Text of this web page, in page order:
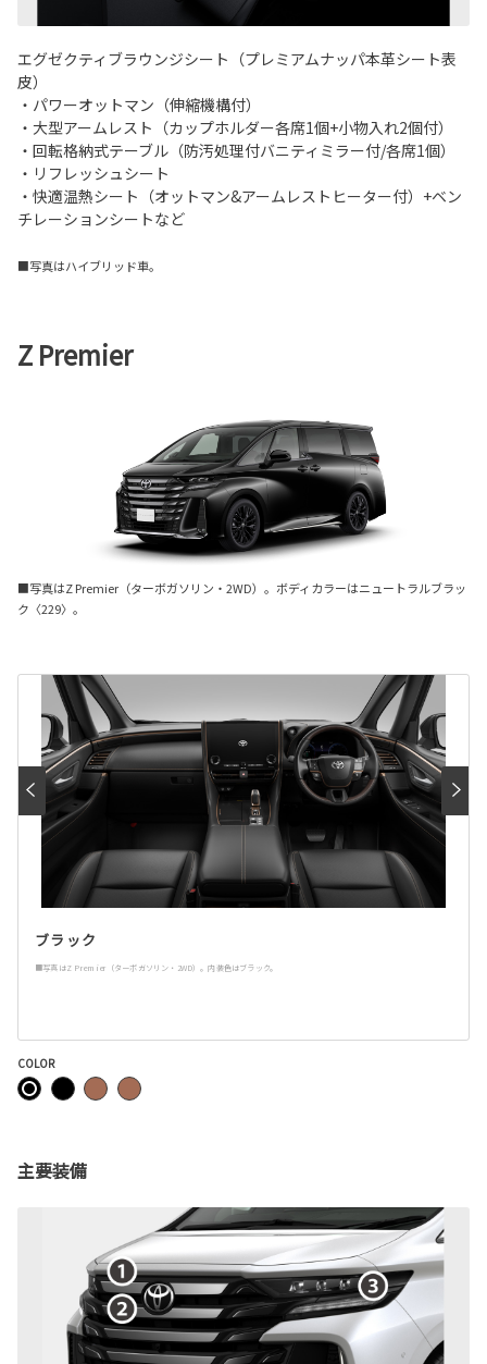
エグゼクティブラウンジシート（プレミアムナッパ本革シート表
皮）
・パワーオットマン（伸縮機構付）
・大型アームレスト（カップホルダー各席1個+小物入れ2個付）
・回転格納式テーブル（防汚処理付バニティミラー付/各席1個）
・リフレッシュシート
・快適温熱シート（オットマン&アームレストヒーター付）+ベン
チレーションシートなど
■写真はハイブリッド車。
Z Premier
■写真はZ Premier（ターボガソリン・2WD）。ボディカラーはニュートラルブラッ
ク〈229〉。
ブラック
■写真はZ Premier（ターボガソリン・2WD）。内装色はブラック。
COLOR
主要装備